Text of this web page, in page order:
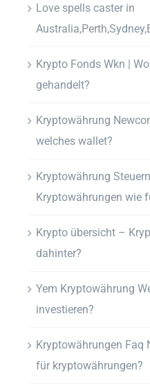
Love spells caster in
Krypto Fonds Wkn |
gehandelt?
Kryptowährung
welches wallet?
Kryptowährung
Kryptowährungen wie
Krypto übersicht –
dahinter?
Yem Kryptowährung
investieren?
Kryptowährungen Faq
für kryptowährungen?